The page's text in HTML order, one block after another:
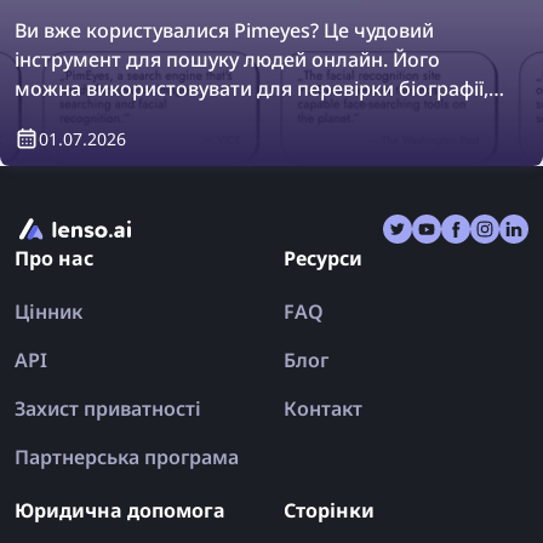
Ви вже користувалися Pimeyes? Це чудовий
інструмент для пошуку людей онлайн. Його
можна використовувати для перевірки біографії,
власних фотографій в інтернеті. Однак Pimeyes
альтернативи Pimeyes, які справді працюють.
01.07.2026
Про нас
Цінник
API
Захист приватності
Партнерська програма
Ресурси
FAQ
Блог
Контакт
Юридична допомога Сторінки